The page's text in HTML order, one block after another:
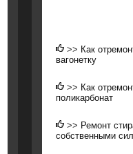
>> Как
вагонетку
>> Как
поликарбонат
>> Ремонт
собственными